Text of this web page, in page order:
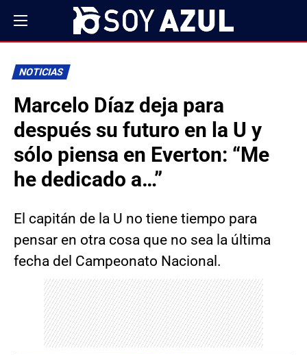
NOTICIAS
Marcelo Díaz deja para
después su futuro en la U y
sólo piensa en Everton: “Me
he dedicado a…”
El capitán de la U no tiene tiempo para
pensar en otra cosa que no sea la última
fecha del Campeonato Nacional.